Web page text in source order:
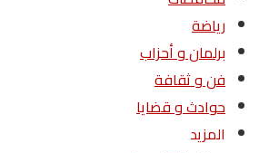
رياضة
برلمان و أحزاب
فن و ثقافة
حوادث و قضايا
المزيد